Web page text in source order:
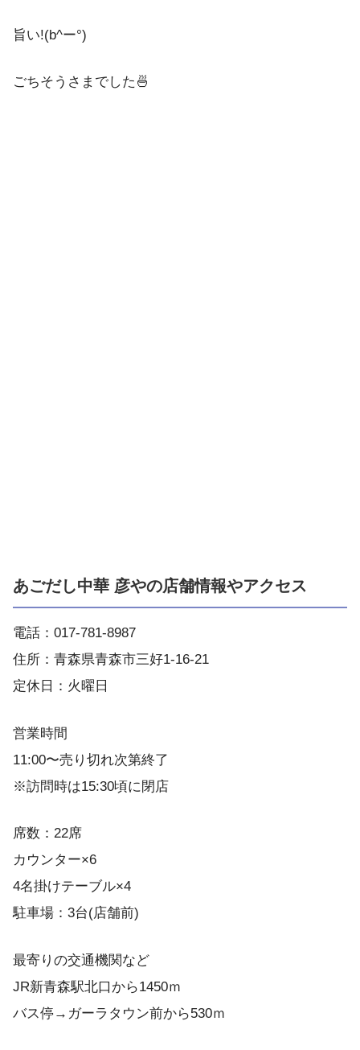
旨い!(b^ー°)
ごちそうさまでした🍜
あごだし中華 彦やの店舗情報やアクセス
電話：017-781-8987
住所：青森県青森市三好1-16-21
定休日：火曜日
営業時間
11:00〜売り切れ次第終了
※訪問時は15:30頃に閉店
席数：22席
カウンター×6
4名掛けテーブル×4
駐車場：3台(店舗前)
最寄りの交通機関など
JR新青森駅北口から1450ｍ
バス停→ガーラタウン前から530ｍ